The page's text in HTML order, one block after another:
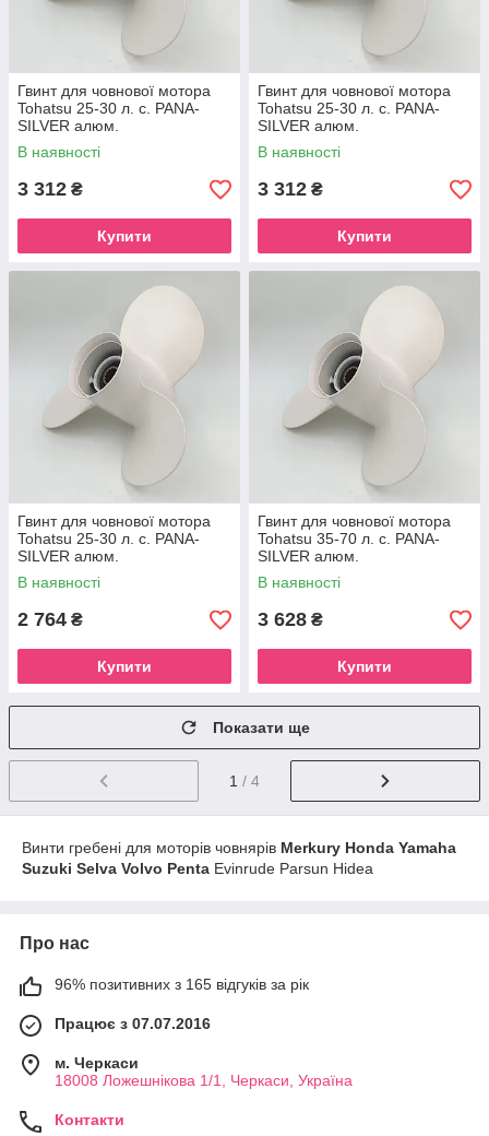
Гвинт для човнової мотора
Tohatsu 25-30 л. с. PANA-
SILVER алюм.
В наявності
3 312 ₴
Купити
Гвинт для човнової мотора
Tohatsu 25-30 л. с. PANA-
SILVER алюм.
В наявності
3 312 ₴
Купити
Гвинт для човнової мотора
Tohatsu 25-30 л. с. PANA-
SILVER алюм.
В наявності
2 764 ₴
Купити
Гвинт для човнової мотора
Tohatsu 35-70 л. с. PANA-
SILVER алюм.
В наявності
3 628 ₴
Купити
Показати ще
1 / 4
Винти гребені для моторів човнярів Merkury Honda Yamaha
Suzuki Selva Volvo Penta Evinrude Parsun Hidea
Про нас
96% позитивних з 165 відгуків за рік
Працює з 07.07.2016
м. Черкаси
18008 Ложешнікова 1/1, Черкаси, Україна
Контакти